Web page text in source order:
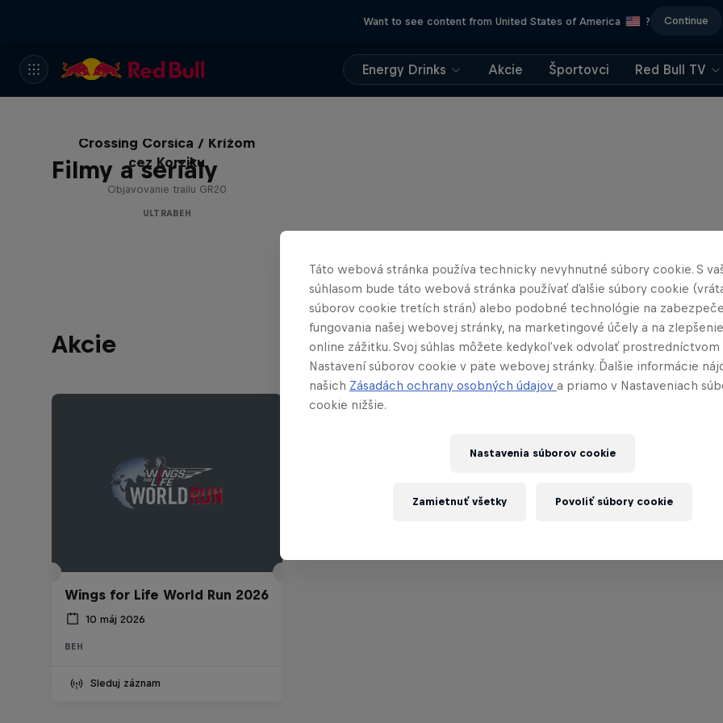
Want to see content from United States of America ? Continue
Energy Drinks Akcie Športovci Red Bull TV
Filmy a seriály
Crossing Corsica / Krížom
cez Korziku
Objavovanie trailu GR20
ULTRABEH
Akcie
Wings for Life World Run 2026
10 máj 2026
BEH
Sleduj záznam
Táto webová stránka používa technicky nevyhnutné súbory cookie. S
súhlasom bude táto webová stránka používať ďalšie súbory cookie
súborov cookie tretích strán) alebo podobné technológie na
fungovania našej webovej stránky, na marketingové účely a na
online zážitku. Svoj súhlas môžete kedykoľvek odvolať prostredníctvom
Nastavení súborov cookie v päte webovej stránky. Ďalšie informácie
našich Zásadách ochrany osobných údajov a priamo v Nastaveniach
cookie nižšie.
Nastavenia súborov cookie
Zamietnuť všetky Povoliť súbory cookie